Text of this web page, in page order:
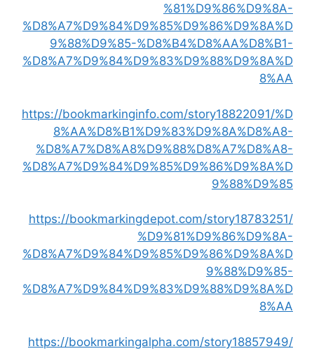
%81%D9%86%D9%8A-
%D8%A7%D9%84%D9%85%D9%86%D9%8A%D
9%88%D9%85-%D8%B4%D8%AA%D8%B1-
%D8%A7%D9%84%D9%83%D9%88%D9%8A%D
8%AA
https://bookmarkinginfo.com/story18822091/%D
8%AA%D8%B1%D9%83%D9%8A%D8%A8-
%D8%A7%D8%A8%D9%88%D8%A7%D8%A8-
%D8%A7%D9%84%D9%85%D9%86%D9%8A%D
9%88%D9%85
https://bookmarkingdepot.com/story18783251/
%D9%81%D9%86%D9%8A-
%D8%A7%D9%84%D9%85%D9%86%D9%8A%D
9%88%D9%85-
%D8%A7%D9%84%D9%83%D9%88%D9%8A%D
8%AA
https://bookmarkingalpha.com/story18857949/